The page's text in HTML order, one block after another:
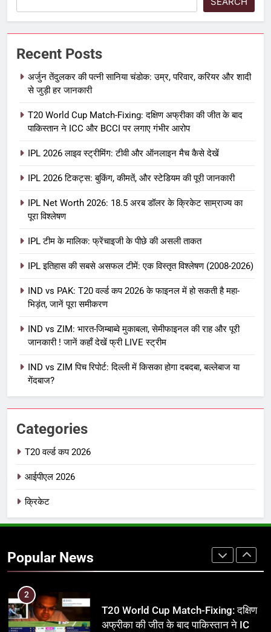
Recent Posts
अर्जुन तेंदुलकर की पत्नी सानिया चंडोक: उम्र, परिवार, करियर और शादी
से जुड़ी हर जानकारी
T20 World Cup Match-Fixing: दक्षिण अफ्रीका की जीत के बाद
पाकिस्तान ने ICC और BCCI पर लगाए गंभीर आरोप
IPL 2026 लाइव स्ट्रीमिंग: टीवी और ऑनलाइन मैच कैसे देखें
IPL 2026 टिकट्स: बुकिंग, कीमतें, और स्टेडियम की पूरी जानकारी
IPL Net Worth 2026: 18.5 अरब डॉलर के क्रिकेट साम्राज्य का
पूरा विश्लेषण
IPL टीम के मालिक: फ्रेंचाइजी के पीछे की असली ताकत
IPL इतिहास की सबसे असफल टीमें: एक विस्तृत विश्लेषण (2008-2026)
IND vs PAK: T20 वर्ल्ड कप 2026 के फाइनल में हो सकती है महा-
भिड़ंत, जानें पूरा समीकरण
IND vs ZIM: भारत-जिम्बाब्वे मुकाबला, सेमीफाइनल की राह और पूरी
जानकारी ! जानें कहाँ देखें फ्री LIVE स्ट्रीम
IND vs ZIM पिच रिपोर्ट: दिल्ली में किसका होगा दबदबा, बल्लेबाज या
गेंदबाज?
Categories
T20 वर्ल्ड कप 2026
आईपीएल 2026
क्रिकेट
Popular News
IPL Net Worth 2026: 18.5 अरब डॉलर
आईपीएल 2026 क्रिकेट
IPL टीम के मालिक: फ्रेंचाइजी के पीछे की
असली ताकत
आईपीएल 2026 क्रिकेट
IPL इतिहास की सबसे असफल टीमें: एक
8
अर्जुन तेंदुलकर की पत्नी सानिया चंडोक:
उम्र, परिवार, करियर और शादी से जुड़ी हर
2
T20 World Cup Match-Fixing: दक्षिण
अफ्रीका की जीत के बाद पाकिस्तान ने ICC